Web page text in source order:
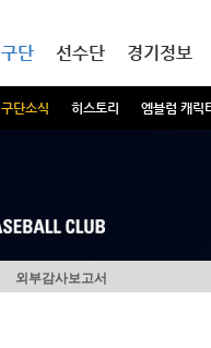
구단
구단소식 히스토리 엠블럼 캐릭
선수단 경기정보
외부감사보고서